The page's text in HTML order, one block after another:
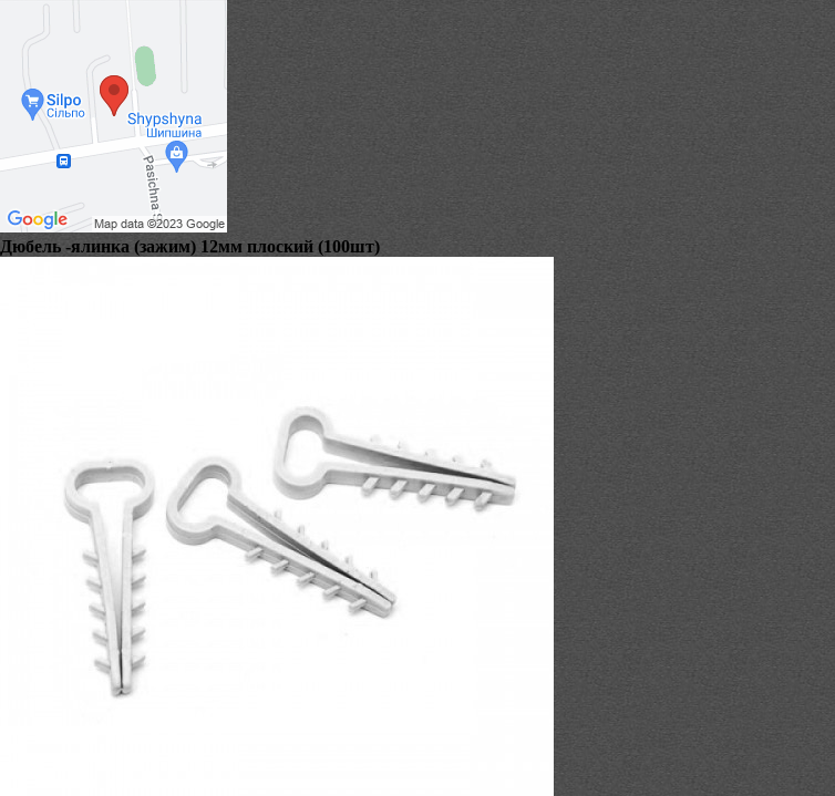
Дюбель -ялинка (зажим) 12мм плоский (100шт)